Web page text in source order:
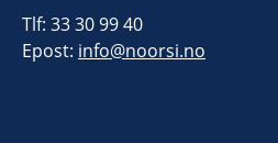
Tlf: 33 30 99 40
Epost: info@noorsi.no